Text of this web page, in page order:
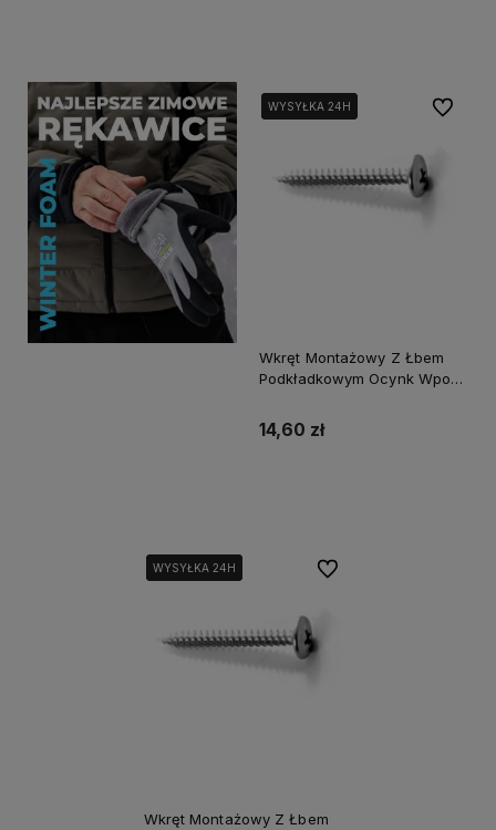
WYSYŁKA 24H
WYSYŁKA 24H
Wkręt Montażowy Z Łbem
Podkładkowym Ocynk Wpo-
14,60 zł
Do
WYSYŁKA 24H
WYSYŁKA 24H
Wkręt Montażowy Z Łbem
Do ulubionych